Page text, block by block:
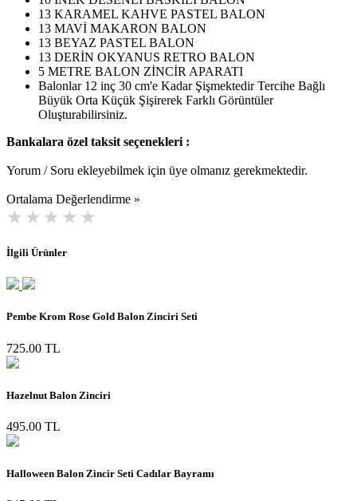
13 KARAMEL KAHVE PASTEL BALON
13 MAVİ MAKARON BALON
13 BEYAZ PASTEL BALON
13 DERİN OKYANUS RETRO BALON
5 METRE BALON ZİNCİR APARATI
Balonlar 12 inç 30 cm'e Kadar Şişmektedir Tercihe Bağlı
Büyük Orta Küçük Şişirerek Farklı Görüntüler
Oluşturabilirsiniz.
Bankalara özel taksit seçenekleri :
Yorum / Soru ekleyebilmek için üye olmanız gerekmektedir.
Ortalama Değerlendirme »
İlgili Ürünler
Pembe Krom Rose Gold Balon Zinciri Seti
725.00 TL
Hazelnut Balon Zinciri
495.00 TL
Halloween Balon Zincir Seti Cadılar Bayramı